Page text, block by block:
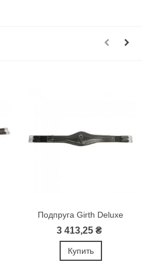
Подпруга Girth Deluxe
3 413,25 ₴
Купить